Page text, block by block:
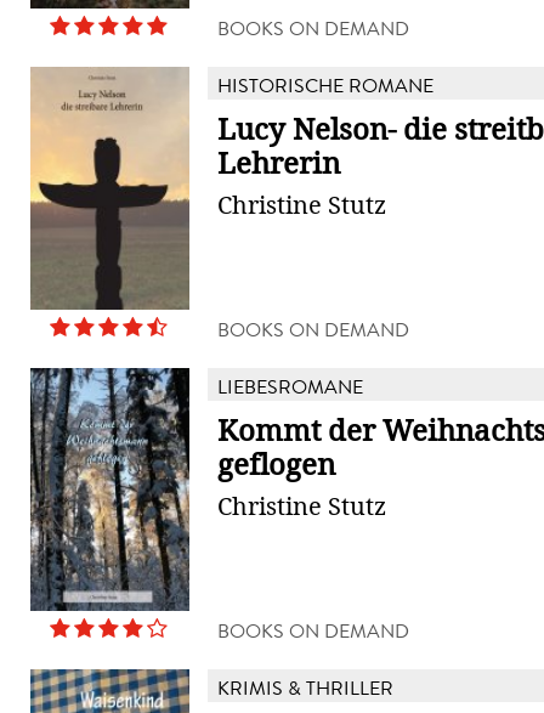
BOOKS ON DEMAND
HISTORISCHE ROMANE
Lucy Nelson- die
Lehrerin
Christine Stutz
BOOKS ON DEMAND
LIEBESROMANE
Kommt der
geflogen
Christine Stutz
BOOKS ON DEMAND
KRIMIS & THRILLER